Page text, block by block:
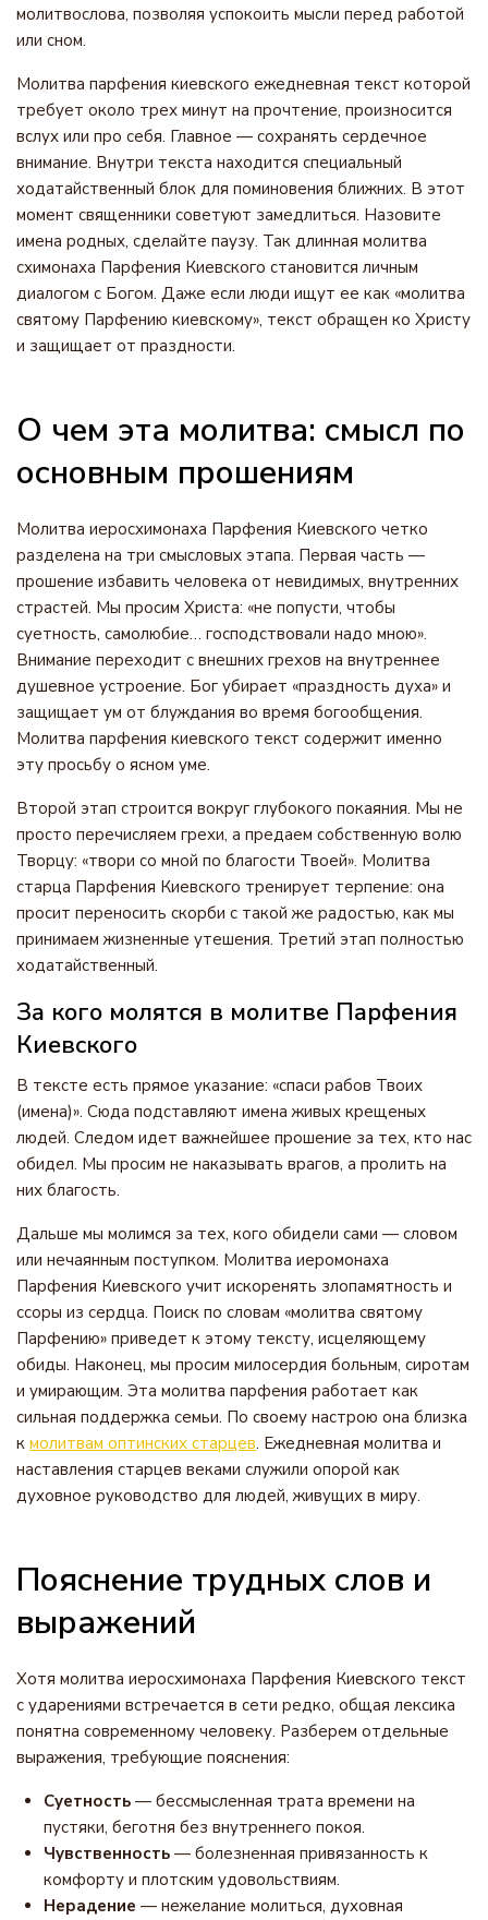
молитвослова, позволяя успокоить мысли перед работой
или сном.
Молитва парфения киевского ежедневная текст которой
требует около трех минут на прочтение, произносится
вслух или про себя. Главное — сохранять сердечное
внимание. Внутри текста находится специальный
ходатайственный блок для поминовения ближних. В этот
момент священники советуют замедлиться. Назовите
имена родных, сделайте паузу. Так длинная молитва
схимонаха Парфения Киевского становится личным
диалогом с Богом. Даже если люди ищут ее как «молитва
святому Парфению киевскому», текст обращен ко Христу
и защищает от праздности.
О чем эта молитва: смысл по
основным прошениям
Молитва иеросхимонаха Парфения Киевского четко
разделена на три смысловых этапа. Первая часть —
прошение избавить человека от невидимых, внутренних
страстей. Мы просим Христа: «не попусти, чтобы
суетность, самолюбие… господствовали надо мною».
Внимание переходит с внешних грехов на внутреннее
душевное устроение. Бог убирает «праздность духа» и
защищает ум от блуждания во время богообщения.
Молитва парфения киевского текст содержит именно
эту просьбу о ясном уме.
Второй этап строится вокруг глубокого покаяния. Мы не
просто перечисляем грехи, а предаем собственную волю
Творцу: «твори со мной по благости Твоей». Молитва
старца Парфения Киевского тренирует терпение: она
просит переносить скорби с такой же радостью, как мы
принимаем жизненные утешения. Третий этап полностью
ходатайственный.
За кого молятся в молитве Парфения
Киевского
В тексте есть прямое указание: «спаси рабов Твоих
(имена)». Сюда подставляют имена живых крещеных
людей. Следом идет важнейшее прошение за тех, кто нас
обидел. Мы просим не наказывать врагов, а пролить на
них благость.
Дальше мы молимся за тех, кого обидели сами — словом
или нечаянным поступком. Молитва иеромонаха
Парфения Киевского учит искоренять злопамятность и
ссоры из сердца. Поиск по словам «молитва святому
Парфению» приведет к этому тексту, исцеляющему
обиды. Наконец, мы просим милосердия больным, сиротам
и умирающим. Эта молитва парфения работает как
сильная поддержка семьи. По своему настрою она близка
к молитвам оптинских старцев. Ежедневная молитва и
наставления старцев веками служили опорой как
духовное руководство для людей, живущих в миру.
Пояснение трудных слов и
выражений
Хотя молитва иеросхимонаха Парфения Киевского текст
с ударениями встречается в сети редко, общая лексика
понятна современному человеку. Разберем отдельные
выражения, требующие пояснения:
Суетность — бессмысленная трата времени на
пустяки, беготня без внутреннего покоя.
Чувственность — болезненная привязанность к
комфорту и плотским удовольствиям.
Нерадение — нежелание молиться, духовная